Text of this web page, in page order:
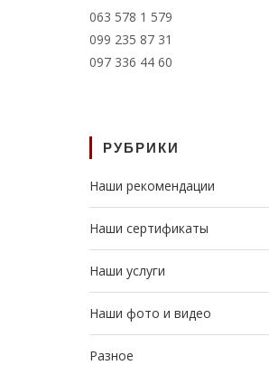
063 578 1 579
099 235 87 31
097 336 44 60
РУБРИКИ
Наши рекомендации
Наши сертификаты
Наши услуги
Наши фото и видео
Разное